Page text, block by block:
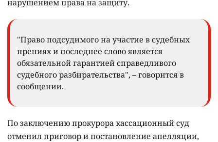
нарушением права на защиту.
"Право подсудимого на участие в судебных
прениях и последнее слово является
обязательной гарантией справедливого
судебного разбирательства", – говорится в
сообщении.
По заключению прокурора кассационный суд
отменил приговор и постановление апелляции,